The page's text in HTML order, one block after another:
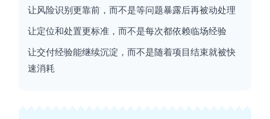
让风险识别更靠前，而不是等问题暴露后再被动处理
让定位和处置更标准，而不是每次都依赖临场经验
让交付经验能继续沉淀，而不是随着项目结束就被快
速消耗